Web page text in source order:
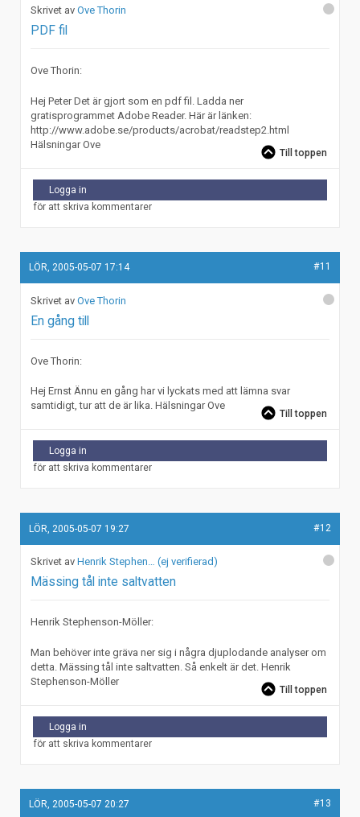
Ove Thorin
PDF fil
Ove Thorin:
Hej Peter Det är gjort som en pdf fil. Ladda ner
gratisprogrammet Adobe Reader. Här är länken:
http://www.adobe.se/products/acrobat/readstep2.html
Hälsningar Ove
Till toppen
Logga in
för att skriva kommentarer
LÖR, 2005-05-07 17:14 #11
Ove Thorin
En gång till
Ove Thorin:
Hej Ernst Ännu en gång har vi lyckats med att lämna svar
samtidigt, tur att de är lika. Hälsningar Ove
Till toppen
Logga in
för att skriva kommentarer
LÖR, 2005-05-07 19:27 #12
Henrik Stephen… (ej verifierad)
Mässing tål inte saltvatten
Henrik Stephenson-Möller:
Man behöver inte gräva ner sig i några djuplodande analyser om
detta. Mässing tål inte saltvatten. Så enkelt är det. Henrik
Stephenson-Möller
Till toppen
Logga in
för att skriva kommentarer
LÖR, 2005-05-07 20:27 #13